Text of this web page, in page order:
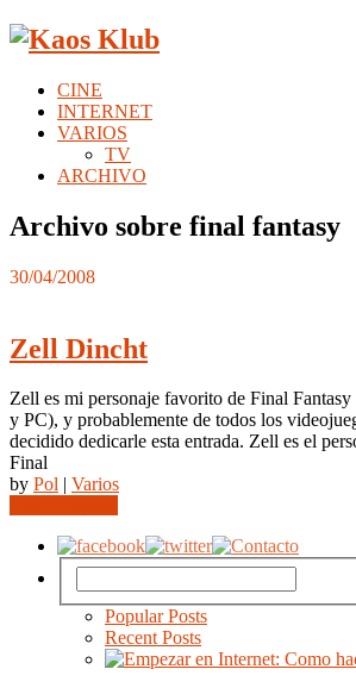
CINE
INTERNET
VARIOS
TV
ARCHIVO
Archivo sobre final fantasy
30/04/2008
Zell Dincht
Zell es mi personaje favorito de Final
y PC), y probablemente de todos los
decidido dedicarle esta entrada. Zell es el
Final
by Pol | Varios
Popular Posts
Recent Posts